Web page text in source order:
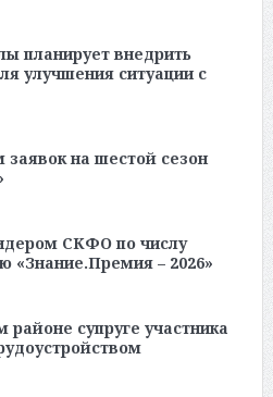
планирует внедрить
улучшения ситуации с
заявок на шестой сезон
СКФО по числу
«Знание.Премия – 2026»
супруге участника